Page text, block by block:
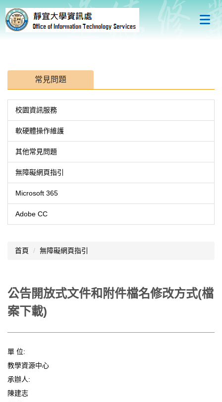
跳
到
主
區
常見問題
校園資訊服務
軟硬體操作維護
其他常見問題
無障礙網頁指引
Microsoft 365
Adobe CC
首頁 無障礙網頁指引
公告開放式文件和附件檔名修改方式(檔
案下載)
單 位:
教學資源中心
承辦人:
陳建志